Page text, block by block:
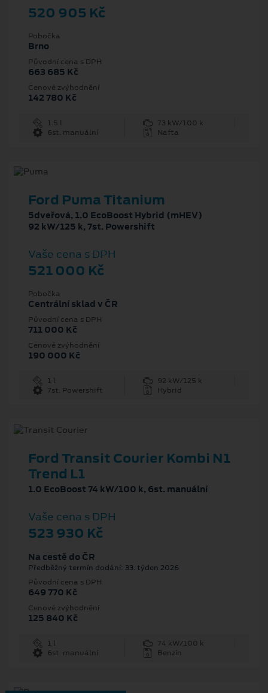
520 905 Kč
Pobočka
Brno
Původní cena s DPH
663 685 Kč
Cenové zvýhodnění
142 780 Kč
1.5 l
73 kW/100 k
6st. manuální
Nafta
Ford Puma Titanium
5dveřová, 1.0 EcoBoost Hybrid (mHEV)
92 kW/125 k, 7st. Powershift
Vaše cena s DPH
521 000 Kč
Pobočka
Centrální sklad v ČR
Původní cena s DPH
711 000 Kč
Cenové zvýhodnění
190 000 Kč
1 l
92 kW/125 k
7st. Powershift
Hybrid
Ford Transit Courier Kombi N1
Trend L1
1.0 EcoBoost 74 kW/100 k, 6st. manuální
Vaše cena s DPH
523 930 Kč
Na cestě do ČR
Předběžný termín dodání: 33. týden 2026
Původní cena s DPH
649 770 Kč
Cenové zvýhodnění
125 840 Kč
1 l
74 kW/100 k
6st. manuální
Benzín